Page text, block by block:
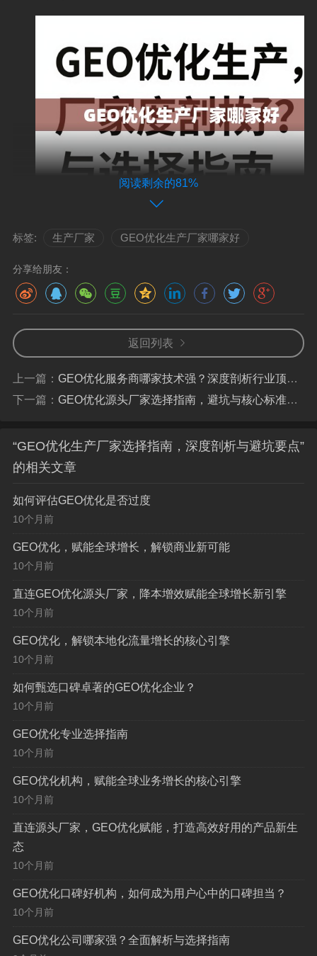
GEO优化是一项高度专业化、经验驱动的服务，它需
要深厚的行业洞察、严谨的技术执行和持续的运营维护，
选择一家真正懂行、靠谱的GEO优化服务商（即您所说的
“生产厂家”），便成为成功的第一步，也是最关键的一步，
面对市场上鱼龙混杂的服务商，究竟该如何拨开迷雾，找
到那个能为您创造价值的“最佳拍档”？本文将从**核心评判
标准、标准服务流程与关键避坑指南**三个维度，为您提供
一份详尽、务实的选择指南。
优化服务商？
专业深度与实战经验（硬核基石）
【案例复盘，而非案例罗列】
：优秀的服务商乐于
细的案例复盘，请他们具体分析：针对某个客户，他们
是如何定位核心关键词、如何进行本地化内容布局、最
终实现了关键词排名的何种跃升、带来了多少精准流
量，以及最重要的——这些流量转化为了多少实际业务
（如电话咨询、表单提交、到店消费），一个只谈理
论、回避数据细节的服务商，风险极高。
【团队配置，协同作战】：GEO优化是一个系统工
程，绝非一人之力可完成，请了解其团队构成：是否包
含策略层面的SEO顾问、负责技术攻坚的工程师、精通
的数据分析师？一个结构完整、分工明确的团队，是项
目成功的组织保障。
【本地化洞察，决胜千里】
深刻理解不同地域用户的搜索习惯、文化偏好、消费心
阅读剩余的81%
标签: 生产厂家 GEO优化生产厂家哪家好
分享给朋友：
返回列表
上一篇： GEO优化服务商哪家技术强？深度剖析行业顶尖实力与选择指南
下一篇： GEO优化源头厂家选择指南，避坑与核心标准助你找靠谱伙伴
“GEO优化生产厂家选择指南，深度剖析与避坑要点”
的相关文章
如何评估GEO优化是否过度
10个月前
GEO优化，赋能全球增长，解锁商业新可能
10个月前
直连GEO优化源头厂家，降本增效赋能全球增长新引擎
10个月前
GEO优化，解锁本地化流量增长的核心引擎
10个月前
如何甄选口碑卓著的GEO优化企业？
10个月前
GEO优化专业选择指南
10个月前
GEO优化机构，赋能全球业务增长的核心引擎
10个月前
直连源头厂家，GEO优化赋能，打造高效好用的产品新生
态
10个月前
GEO优化口碑好机构，如何成为用户心中的口碑担当？
10个月前
GEO优化公司哪家强？全面解析与选择指南